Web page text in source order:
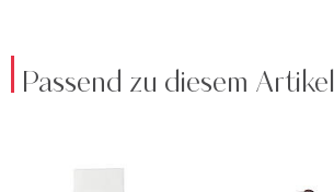
Passend zu diesem Artikel